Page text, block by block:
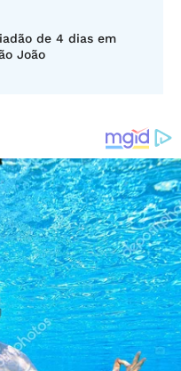
de 4 dias em
João